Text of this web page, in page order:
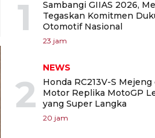
1
Sambangi GIIAS 2026,
Tegaskan Komitmen
Otomotif Nasional
23 jam
2
NEWS
Honda RC213V-S Mejeng
Motor Replika MotoGP
yang Super Langka
20 jam